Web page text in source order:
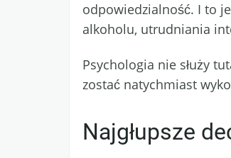
odpowiedzialność. I to
alkoholu, utrudniania
Psychologia nie służy
zostać natychmiast
Najgłupsze